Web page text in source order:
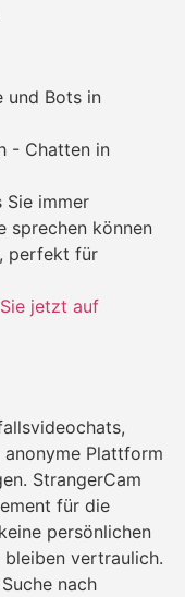
und Bots in
- Chatten in
Sie immer
sprechen können
perfekt für
jetzt auf
Plattform
StrangerCam
für die
persönlichen
vertraulich.
nach